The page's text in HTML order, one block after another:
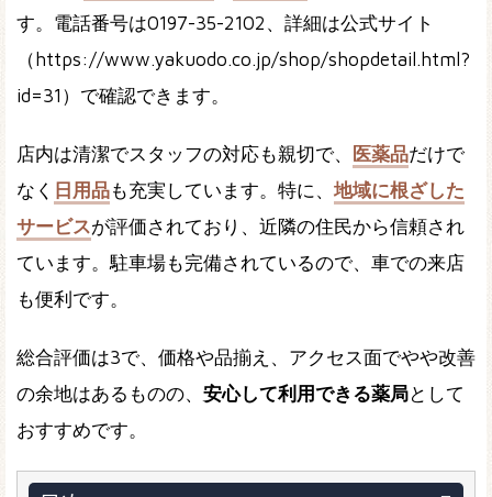
す。電話番号は0197-35-2102、詳細は公式サイト
（https://www.yakuodo.co.jp/shop/shopdetail.html?
id=31）で確認できます。
店内は清潔でスタッフの対応も親切で、 医薬品だけで
なく 日用品も充実しています。特に、 地域に根ざした
サービスが評価されており、近隣の住民から信頼され
ています。駐車場も完備されているので、車での来店
も便利です。
総合評価は3で、価格や品揃え、アクセス面でやや改善
の余地はあるものの、 安心して利用できる薬局として
おすすめです。